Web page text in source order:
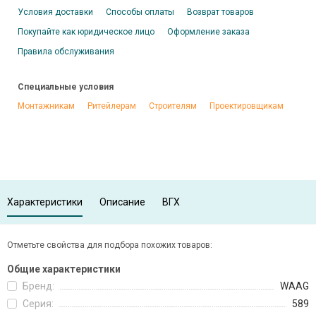
Условия доставки
Способы оплаты
Возврат товаров
Покупайте как юридическое лицо
Оформление заказа
Правила обслуживания
Специальные условия
Монтажникам
Ритейлерам Строителям Проектировщикам
Характеристики Описание ВГХ
Отметьте свойства для подбора похожих товаров:
Общие характеристики
Бренд:
WAAG
Серия:
589